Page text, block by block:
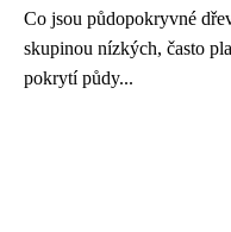
Co jsou půdopokryvné
skupinou nízkých, často
pokrytí půdy...